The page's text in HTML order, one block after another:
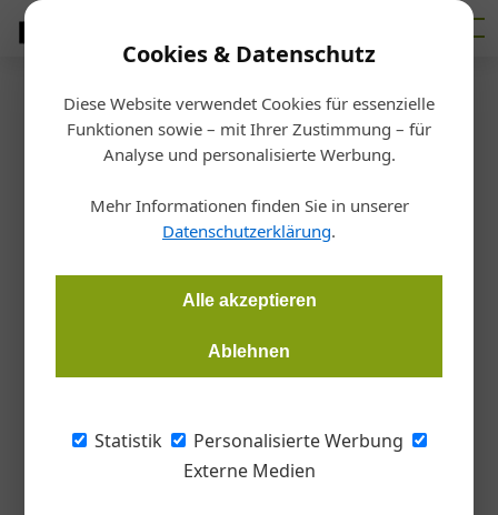
Cookies & Datenschutz
Diese Website verwendet Cookies für essenzielle
Funktionen sowie – mit Ihrer Zustimmung – für
Analyse und personalisierte Werbung.
Mehr Informationen finden Sie in unserer
Datenschutzerklärung.
Alle akzeptieren
Ablehnen
Statistik
Personalisierte Werbung
Externe Medien
Homepage/Baumaschinen
Baumaschinen
50 Jahre Liebherr in Nenzing
Vom Kapazitätspuffer zum strategischen Werkzeug
01. Juli 2026
IPAF-Schulungen bei Zeppelin Rental Österreich
Hochwertige Produktinnovationen auf der
Entdecken Sie am 16. & 17. September mehr als 350 sorgfältig
ausgewählte Produktinnovationen auf der ARCHITECT@WORK in